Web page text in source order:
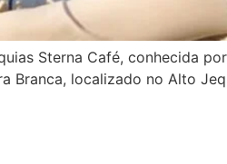
Sterna Café, conhecida
Branca, localizado no Alto